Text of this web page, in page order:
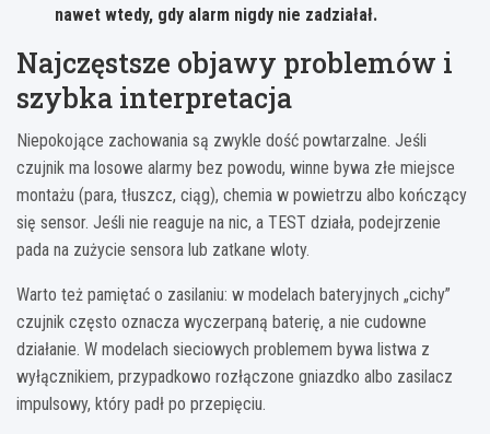
nawet wtedy, gdy alarm nigdy nie zadziałał.
Najczęstsze objawy problemów i
szybka interpretacja
Niepokojące zachowania są zwykle dość powtarzalne. Jeśli
czujnik ma losowe alarmy bez powodu, winne bywa złe miejsce
montażu (para, tłuszcz, ciąg), chemia w powietrzu albo kończący
się sensor. Jeśli nie reaguje na nic, a TEST działa, podejrzenie
pada na zużycie sensora lub zatkane wloty.
Warto też pamiętać o zasilaniu: w modelach bateryjnych „cichy”
czujnik często oznacza wyczerpaną baterię, a nie cudowne
działanie. W modelach sieciowych problemem bywa listwa z
wyłącznikiem, przypadkowo rozłączone gniazdko albo zasilacz
impulsowy, który padł po przepięciu.